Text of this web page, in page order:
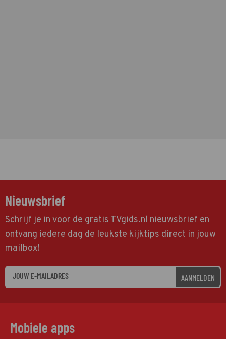
Nieuwsbrief
Schrijf je in voor de gratis TVgids.nl nieuwsbrief en
ontvang iedere dag de leukste kijktips direct in jouw
mailbox!
AANMELDEN
Mobiele apps